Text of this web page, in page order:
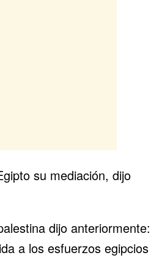
su mediación, dijo
dijo anteriormente:
a los esfuerzos egipcios